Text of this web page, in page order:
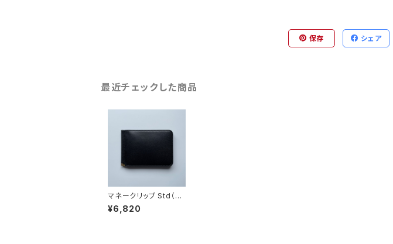
保存 シェア
最近チェックした商品
マネークリップ Std（BL
K）
¥6,820